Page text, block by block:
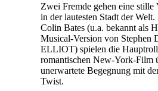
Zwei Fremde gehen eine stille
in der lautesten Stadt der
Colin Bates (u.a. bekannt als
Musical-Version von Stephen
ELLIOT) spielen die
romantischen New-York-Film
unerwartete Begegnung mit
Twist.